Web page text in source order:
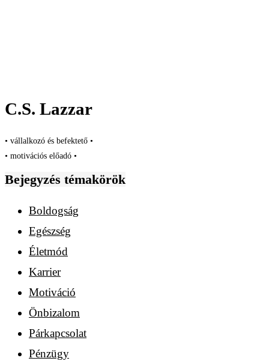
C.S. Lazzar
• vállalkozó és befektető •
• motivációs előadó •
Bejegyzés témakörök
Boldogság
Egészség
Életmód
Karrier
Motiváció
Önbizalom
Párkapcsolat
Pénzügy